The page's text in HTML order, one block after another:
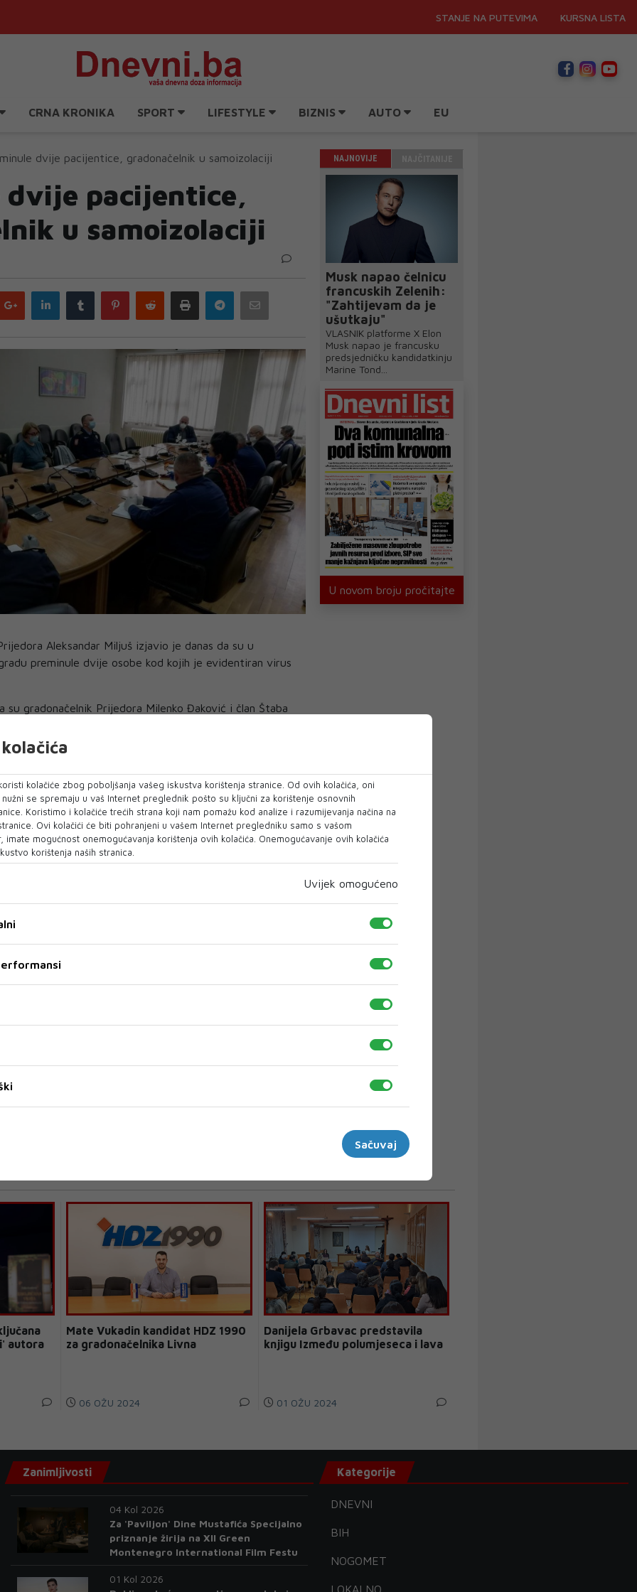
STANJE NA PUTEVIMA KURSNA LISTA
CRNA KRONIKA SPORT LIFESTYLE BIZNIS AUTO EU
dvije pacijentice, gradonačelnik u samoizolaciji
dvije pacijentice,
u samoizolaciji
Google
plus
LinkedIn Tumblr PinterestReddit Print Telegram
Aleksandar Miljuš izjavio je danas da su u
preminule dvije osobe kod kojih je evidentiran virus
su gradonačelnik Prijedora Milenko Đaković i član Štaba
Prijedora Zlatko Ritan u samoizolaciji, nakon što su bili
je potvrđeno prisustvo virusa korona.
u Prijedoru Mirko Sovilj pojasnio je da je u srijedu
iznenada preminula pacijentica, koja je na Covid
o šezdesetšetogodišnjoj pacijentici sa
vezano za tegobe izazvane virusom korona je tekao
povoljan ishod. Jučer je došlo do iznenadne smrti,
rada srca ili, eventualno, embolizacije - rekao je
prethodno liječena na UKC-u Banja Luka.
je bila na liječenju na odjeljenju onkologije i kod koje
infekcije korona vurusom.
u Prijedoru pozitivan je jedan ljekar specijalista. Ranije
u toj zdravstvenoj ustanovi potvrđen COVID-19.
prijedor
NAJNOVIJE
Musk napao čelnicu
francuskih Zelenih:
"Zahtijevam da je
ušutkaju"
VLASNIK platforme X Elon
Musk napao je francusku
predsjedničku kandidatkinju
Marine Tond...
U novom broju pročitajte
autora
Mate Vukadin kandidat HDZ 1990
za gradonačelnika Livna
06 OŽU 2024
Danijela Grbavac predstavila
knjigu Između polumjeseca i lava
01 OŽU 2024
kolačiće zbog poboljšanja vašeg iskustva korištenja stranice. Od ovih kolačića, oni
se spremaju u vaš Internet preglednik pošto su ključni za korištenje osnovnih
Koristimo i kolačiće trećih strana koji nam pomažu kod analize i razumijevanja načina na
Ovi kolačići će biti pohranjeni u vašem Internet pregledniku samo s vašom
imate mogućnost onemogućavanja korištenja ovih kolačića. Onemogućavanje ovih kolačića
korištenja naših stranica.
Uvijek omogućeno
Sačuvaj
Zanimljivosti
04 Kol 2026
Za 'Paviljon' Dine Mustafića Specijalno
priznanje žirija na XII Green
Montenegro International Film Festu
01 Kol 2026
Kategorije
DNEVNI
BIH
NOGOMET
LOKALNO